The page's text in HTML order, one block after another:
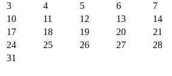
3
4 5 6 7
10
11 12 13 14
17
18 19 20 21
24
25 26 27 28
31